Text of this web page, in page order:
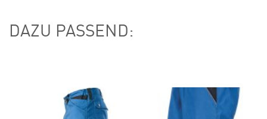
DAZU PASSEND: